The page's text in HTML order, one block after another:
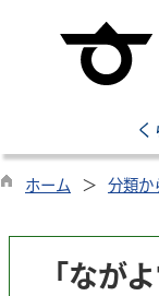
ホーム 分類か
「なが